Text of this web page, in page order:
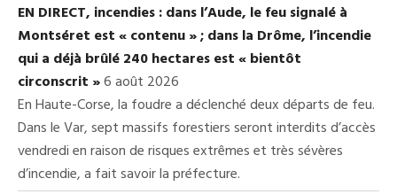
EN DIRECT, incendies : dans l’Aude, le feu signalé à
Montséret est « contenu » ; dans la Drôme, l’incendie
qui a déjà brûlé 240 hectares est « bientôt
circonscrit »6 août 2026
En Haute-Corse, la foudre a déclenché deux départs de feu.
Dans le Var, sept massifs forestiers seront interdits d’accès
vendredi en raison de risques extrêmes et très sévères
d’incendie, a fait savoir la préfecture.